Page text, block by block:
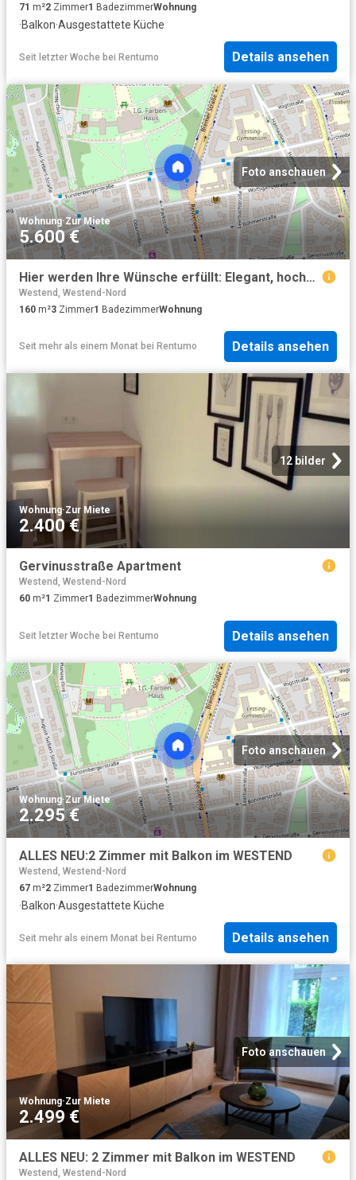
71 m²2 Zimmer1 BadezimmerWohnung
·Balkon·Ausgestattete Küche
Seit letzter Woche bei Rentumo Details ansehen
Foto anschauen
Wohnung·Zur Miete
5.600 €
Hier werden Ihre Wünsche erfüllt: Elegant, hochwertig eingerichtetes Penthouse im Westend Nord
Westend, Westend-Nord
160 m²3 Zimmer1 BadezimmerWohnung
Seit mehr als einem Monat bei Rentumo Details ansehen
12 bilder
Wohnung·Zur Miete
2.400 €
Gervinusstraße Apartment
Westend, Westend-Nord
60 m²1 Zimmer1 BadezimmerWohnung
Seit letzter Woche bei Rentumo Details ansehen
Foto anschauen
Wohnung·Zur Miete
2.295 €
ALLES NEU:2 Zimmer mit Balkon im WESTEND
Westend, Westend-Nord
67 m²2 Zimmer1 BadezimmerWohnung
·Balkon·Ausgestattete Küche
Seit mehr als einem Monat bei Rentumo Details ansehen
Foto anschauen
Wohnung·Zur Miete
2.499 €
ALLES NEU: 2 Zimmer mit Balkon im WESTEND
Westend, Westend-Nord